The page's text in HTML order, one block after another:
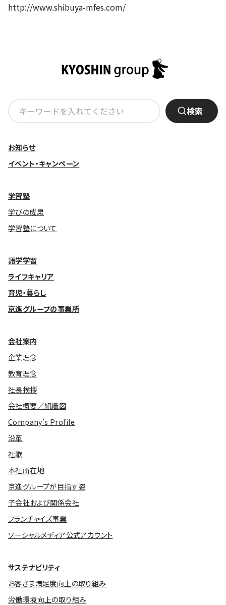
http://www.shibuya-mfes.com/
検
索:
検索
お知らせ
イベント・キャンペーン
学習塾
学びの成果
学習塾について
語学学習
ライフキャリア
育児・暮らし
京進グループの事業所
会社案内
企業理念
教育理念
社長挨拶
会社概要／組織図
Company’s Profile
沿革
社歌
本社所在地
京進グループが目指す姿
子会社および関係会社
フランチャイズ事業
ソーシャルメディア公式アカウント
サステナビリティ
お客さま満足度向上の取り組み
労働環境向上の取り組み